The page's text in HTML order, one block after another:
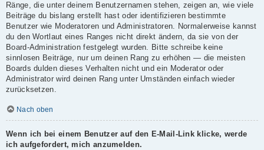
Ränge, die unter deinem Benutzernamen stehen, zeigen an, wie viele
Beiträge du bislang erstellt hast oder identifizieren bestimmte
Benutzer wie Moderatoren und Administratoren. Normalerweise kannst
du den Wortlaut eines Ranges nicht direkt ändern, da sie von der
Board-Administration festgelegt wurden. Bitte schreibe keine
sinnlosen Beiträge, nur um deinen Rang zu erhöhen — die meisten
Boards dulden dieses Verhalten nicht und ein Moderator oder
Administrator wird deinen Rang unter Umständen einfach wieder
zurücksetzen.
Nach oben
Wenn ich bei einem Benutzer auf den E-Mail-Link klicke, werde
ich aufgefordert, mich anzumelden.